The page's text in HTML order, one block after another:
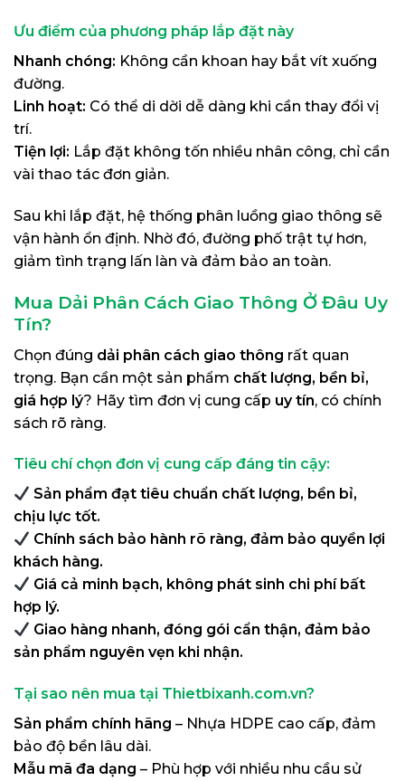
Ưu điểm của phương pháp lắp đặt này
Nhanh chóng: Không cần khoan hay bắt vít xuống
đường.
Linh hoạt: Có thể di dời dễ dàng khi cần thay đổi vị
trí.
Tiện lợi: Lắp đặt không tốn nhiều nhân công, chỉ cần
vài thao tác đơn giản.
Sau khi lắp đặt, hệ thống phân luồng giao thông sẽ
vận hành ổn định. Nhờ đó, đường phố trật tự hơn,
giảm tình trạng lấn làn và đảm bảo an toàn.
Mua Dải Phân Cách Giao Thông Ở Đâu Uy
Tín?
Chọn đúng dải phân cách giao thông rất quan
trọng. Bạn cần một sản phẩm chất lượng, bền bỉ,
giá hợp lý? Hãy tìm đơn vị cung cấp uy tín, có chính
sách rõ ràng.
Tiêu chí chọn đơn vị cung cấp đáng tin cậy:
Sản phẩm đạt tiêu chuẩn chất lượng, bền bỉ,
chịu lực tốt.
Chính sách bảo hành rõ ràng, đảm bảo quyền lợi
khách hàng.
Giá cả minh bạch, không phát sinh chi phí bất
hợp lý.
Giao hàng nhanh, đóng gói cẩn thận, đảm bảo
sản phẩm nguyên vẹn khi nhận.
Tại sao nên mua tại Thietbixanh.com.vn?
Sản phẩm chính hãng – Nhựa HDPE cao cấp, đảm
bảo độ bền lâu dài.
Mẫu mã đa dạng – Phù hợp với nhiều nhu cầu sử